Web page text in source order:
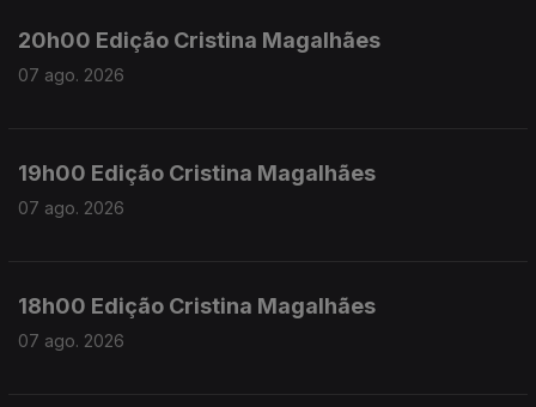
20h00 Edição Cristina Magalhães
07 ago. 2026
19h00 Edição Cristina Magalhães
07 ago. 2026
18h00 Edição Cristina Magalhães
07 ago. 2026